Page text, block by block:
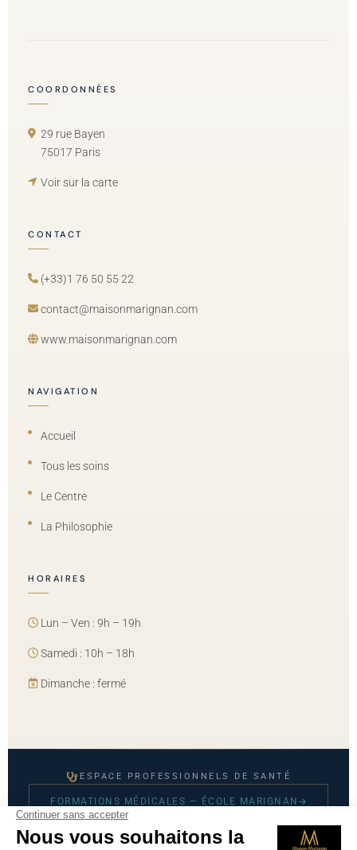
COORDONNÉES
29 rue Bayen
75017 Paris
Voir sur la carte
CONTACT
(+33)1 76 50 55 22
contact@maisonmarignan.com
www.maisonmarignan.com
NAVIGATION
Accueil
Tous les soins
Le Centre
La Philosophie
HORAIRES
Lun – Ven : 9h – 19h
Samedi : 10h – 18h
Dimanche : fermé
ESPACE PROFESSIONNELS DE SANTÉ
FORMATIONS MÉDICALES — ÉCOLE MARIGNAN